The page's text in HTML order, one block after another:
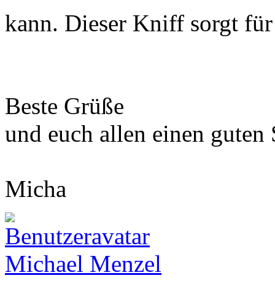
kann. Dieser Kniff sorgt
Beste Grüße
und euch allen einen guten
Micha
Michael Menzel